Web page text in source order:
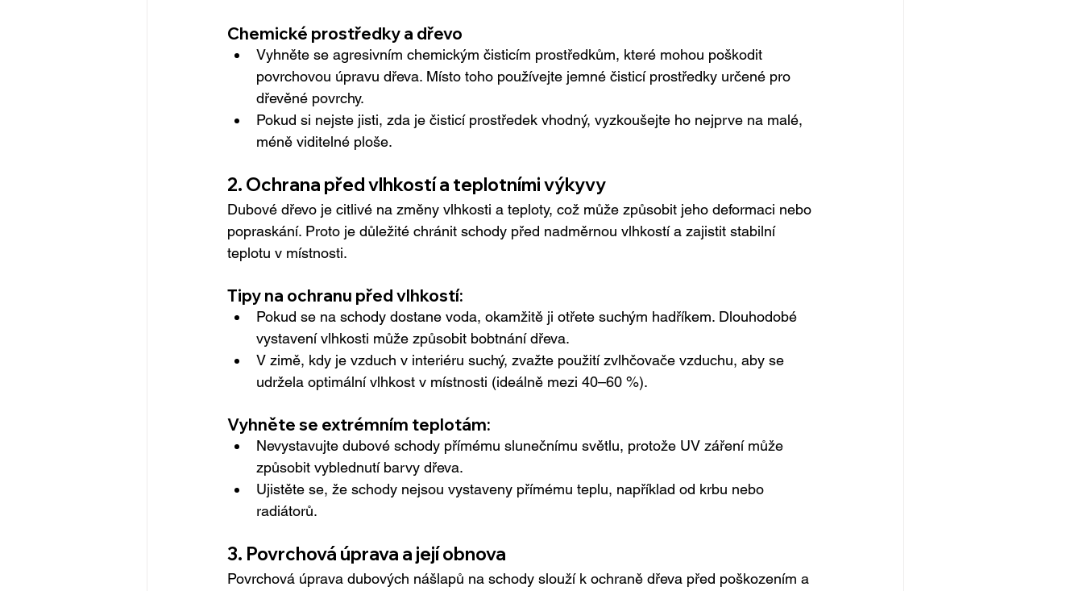
Chemické prostředky a dřevo
Vyhněte se agresivním chemickým čisticím prostředkům, které mohou poškodit
povrchovou úpravu dřeva. Místo toho používejte jemné čisticí prostředky určené pro
dřevěné povrchy.
Pokud si nejste jisti, zda je čisticí prostředek vhodný, vyzkoušejte ho nejprve na malé,
méně viditelné ploše.
2. Ochrana před vlhkostí a teplotními výkyvy
Dubové dřevo je citlivé na změny vlhkosti a teploty, což může způsobit jeho deformaci nebo
popraskání. Proto je důležité chránit schody před nadměrnou vlhkostí a zajistit stabilní
teplotu v místnosti.
Tipy na ochranu před vlhkostí:
Pokud se na schody dostane voda, okamžitě ji otřete suchým hadříkem. Dlouhodobé
vystavení vlhkosti může způsobit bobtnání dřeva.
V zimě, kdy je vzduch v interiéru suchý, zvažte použití zvlhčovače vzduchu, aby se
udržela optimální vlhkost v místnosti (ideálně mezi 40–60 %).
Vyhněte se extrémním teplotám:
Nevystavujte dubové schody přímému slunečnímu světlu, protože UV záření může
způsobit vyblednutí barvy dřeva.
Ujistěte se, že schody nejsou vystaveny přímému teplu, například od krbu nebo
radiátorů.
3. Povrchová úprava a její obnova
Povrchová úprava dubových nášlapů na schody slouží k ochraně dřeva před poškozením a